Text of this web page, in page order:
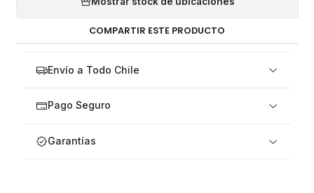
COMPARTIR ESTE PRODUCTO
Envío a Todo Chile
Pago Seguro
Garantías